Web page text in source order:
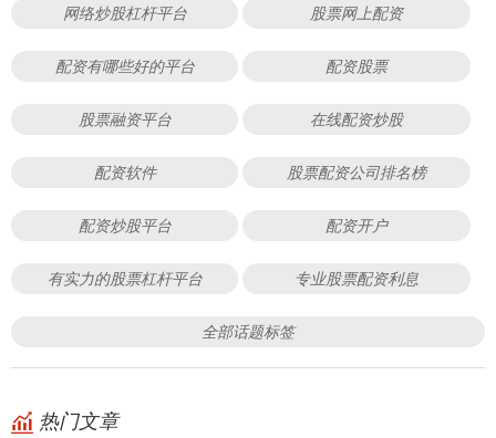
网络炒股杠杆平台 股票网上配资
配资有哪些好的平台 配资股票
股票融资平台 在线配资炒股
配资软件 股票配资公司排名榜
配资炒股平台 配资开户
有实力的股票杠杆平台 专业股票配资利息
全部话题标签
热门文章